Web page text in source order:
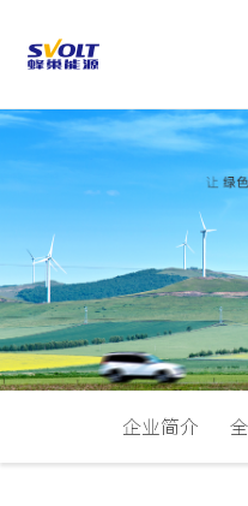
企业简介